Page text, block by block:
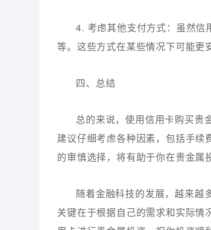
4. 考虑其他支付方式：虽然信
等。这些方式在某些情况下可能更
四、总结
总的来说，使用信用卡购买贵
建议仔细考虑各种因素，包括手
的审慎选择，将有助于你在贵金属
随着金融科技的发展，越来越
关键在于根据自己的需求和实际